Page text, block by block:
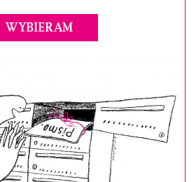
WYBIERAM